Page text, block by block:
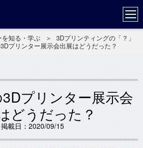
知る・学ぶ ＞
3Dプリンティングの「？」
プリンター展示会出展はどうだった？
プリンター展示会
どうだった？
掲載日：2020/09/15